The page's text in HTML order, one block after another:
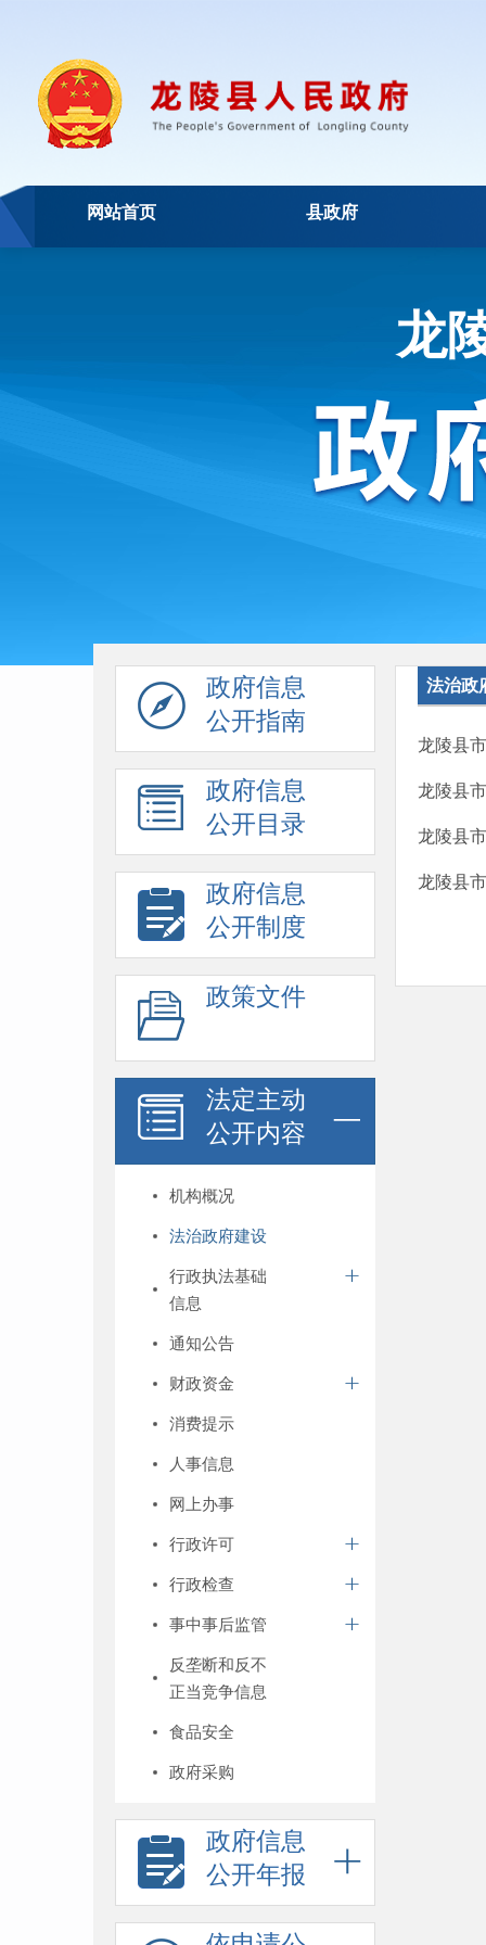
网站首页 县政府
龙
政府信息
公开指南
政府信息
公开目录
政府信息
公开制度
政策文件
法定主动
公开内容
机构概况
法治政府建设
行政执法基础
信息
通知公告
财政资金
消费提示
人事信息
网上办事
行政许可
行政检查
事中事后监管
反垄断和反不
正当竞争信息
食品安全
政府采购
政府信息
公开年报
法治政
龙陵县
龙陵县
龙陵县
龙陵县